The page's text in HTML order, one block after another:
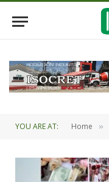
YOU ARE AT: Home »